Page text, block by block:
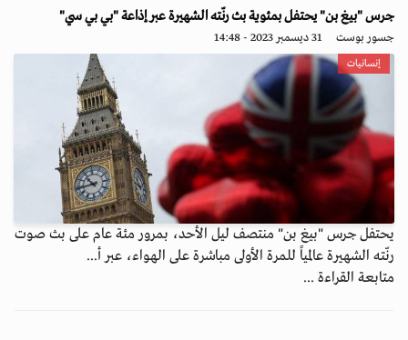
جرس "بيغ بن" يحتفل بمئوية بث رنّته الشهيرة عبر إذاعة "بي بي سي"
جسور بوست 31 ديسمبر 2023 - 14:48
إنسانيات
يحتفل جرس "بيغ بن" منتصف ليل الأحد، بمرور مئة عام على بث صوت
رنّته الشهيرة عالمياً للمرة الأولى مباشرة على الهواء، عبر أ...
متابعة القراءة ...